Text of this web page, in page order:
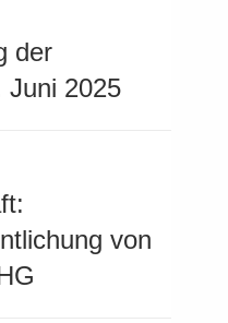
der
Juni 2025
von